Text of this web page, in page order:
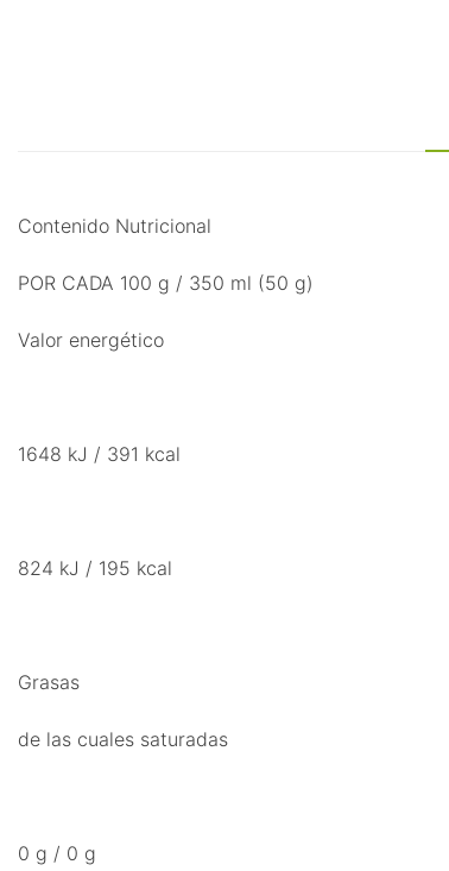
Contenido Nutricional
POR CADA 100 g / 350 ml (50 g)
Valor energético
1648 kJ / 391 kcal
824 kJ / 195 kcal
Grasas
de las cuales saturadas
0 g / 0 g